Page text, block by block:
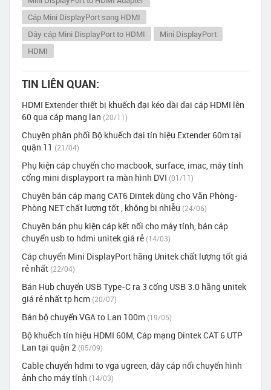
Cáp Mini DisplayPort sang HDMI
Dây cáp Mini DisplayPort to HDMI
Mini DisplayPort
HDMI
TIN LIÊN QUAN:
HDMI Extender thiết bị khuếch đại kéo dài dai cáp HDMI lên
60 qua cáp mạng lan (20/11)
Chuyên phân phối Bộ khuếch đại tín hiệu Extender 60m tại
quận 11 (21/04)
Phụ kiện cáp chuyển cho macbook, surface, imac, máy tính
cổng mini displayport ra màn hình DVI (01/11)
Chuyên bán cáp mạng CAT6 Dintek dùng cho Văn Phòng-
Phòng NET chất lượng tốt , không bị nhiễu (24/06)
Chuyên bán phụ kiện cáp kết nối cho máy tính, bán cáp
chuyển usb to hdmi unitek giá rẻ (14/03)
Cáp chuyển Mini DisplayPort hãng Unitek chất lượng tốt giá
rẻ nhất (22/04)
Bán Hub chuyển USB Type-C ra 3 cổng USB 3.0 hãng unitek
giá rẻ nhất tp hcm (20/07)
Bán bộ chuyển VGA to Lan 100m (19/05)
Bộ khuếch tín hiệu HDMI 60M, Cáp mạng Dintek CAT 6 UTP
Lan tại quận 2 (05/09)
Cable chuyển hdmi to vga ugreen, dây cáp nối chuyển hình
ảnh cho máy tính (14/03)